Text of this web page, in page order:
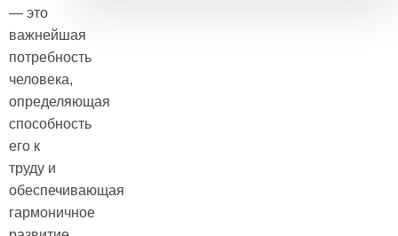
— это
важнейшая
потребность
человека,
определяющая
способность
его к
труду и
обеспечивающая
гармоничное